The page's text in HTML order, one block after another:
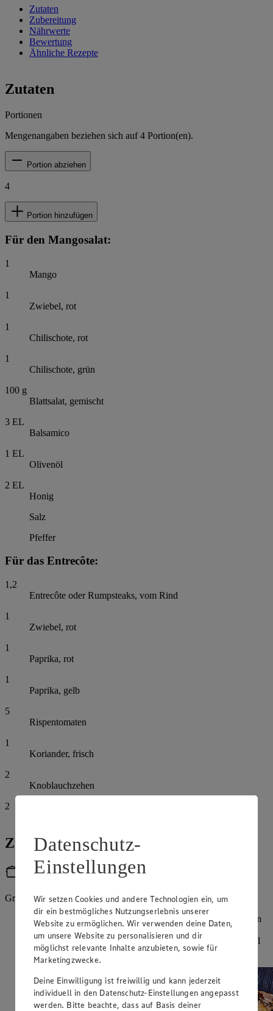
Zutaten
Zubereitung
Nährwerte
Bewertung
Ähnliche Rezepte
Zutaten
Portionen
Mengenangaben beziehen sich auf4 Portion(en).
Portion abziehen
4
Portion hinzufügen
Für den Mangosalat:
1
Mango
1
Zwiebel, rot
1
Chilischote, rot
1
Chilischote, grün
100 g
Blattsalat, gemischt
3 EL
Balsamico
1 EL
Olivenöl
2 EL
Honig
Salz
Pfeffer
Für das Entrecôte:
1,2
Entrecôte oder Rumpsteaks, vom Rind
1
Zwiebel, rot
1
Paprika, rot
1
Paprika, gelb
5
Rispentomaten
1
Koriander, frisch
2
Knoblauchzehen
2
Zubereitung
Utensilien
Grillpfanne
Für die Salsa die rote Zwiebel pellen und zusammen mit den
Paprika für 10 Minuten von allen Seiten angrillen. Paprika
und Zwiebel in feine Würfel schneiden und in eine Schüssel
geben.
Datenschutz-
Einstellungen
Wir setzen Cookies und andere Technologien ein, um
dir ein bestmögliches Nutzungserlebnis unserer
Website zu ermöglichen. Wir verwenden deine Daten,
um unsere Website zu personalisieren und dir
möglichst relevante Inhalte anzubieten, sowie für
Marketingzwecke.
Deine Einwilligung ist freiwillig und kann jederzeit
individuell in den Datenschutz-Einstellungen angepasst
werden. Bitte beachte, dass auf Basis deiner